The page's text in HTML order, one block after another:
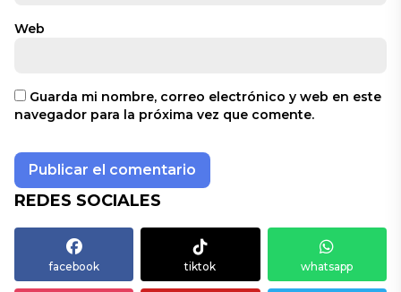
Web
Guarda mi nombre, correo electrónico y web en este
navegador para la próxima vez que comente.
REDES SOCIALES
facebook tiktok whatsapp